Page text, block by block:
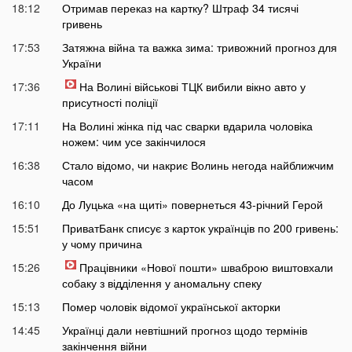
18:12
Отримав переказ на картку? Штраф 34 тисячі
гривень
17:53
Затяжна війна та важка зима: тривожний прогноз для
України
17:36
На Волині військові ТЦК вибили вікно авто у
присутності поліції
17:11
На Волині жінка під час сварки вдарила чоловіка
ножем: чим усе закінчилося
16:38
Стало відомо, чи накриє Волинь негода найближчим
часом
16:10
До Луцька «на щиті» повернеться 43-річний Герой
15:51
ПриватБанк списує з карток українців по 200 гривень:
у чому причина
15:26
Працівники «Нової пошти» шваброю виштовхали
собаку з відділення у аномальну спеку
15:13
Помер чоловік відомої української акторки
14:45
Українці дали невтішний прогноз щодо термінів
закінчення війни